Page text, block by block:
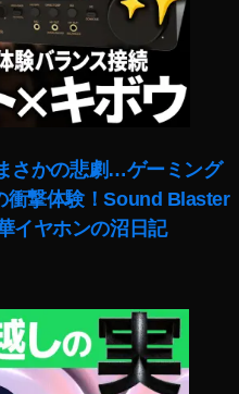
さかの悲劇…ゲーミング
衝撃体験！Sound Blaster
イヤホンの沼日記